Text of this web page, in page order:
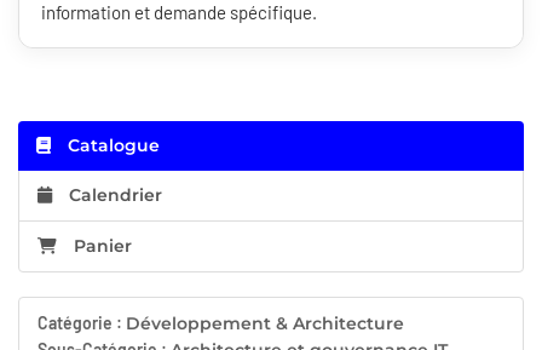
information et demande spécifique.
Catalogue
Calendrier
Panier
Catégorie : Développement & Architecture